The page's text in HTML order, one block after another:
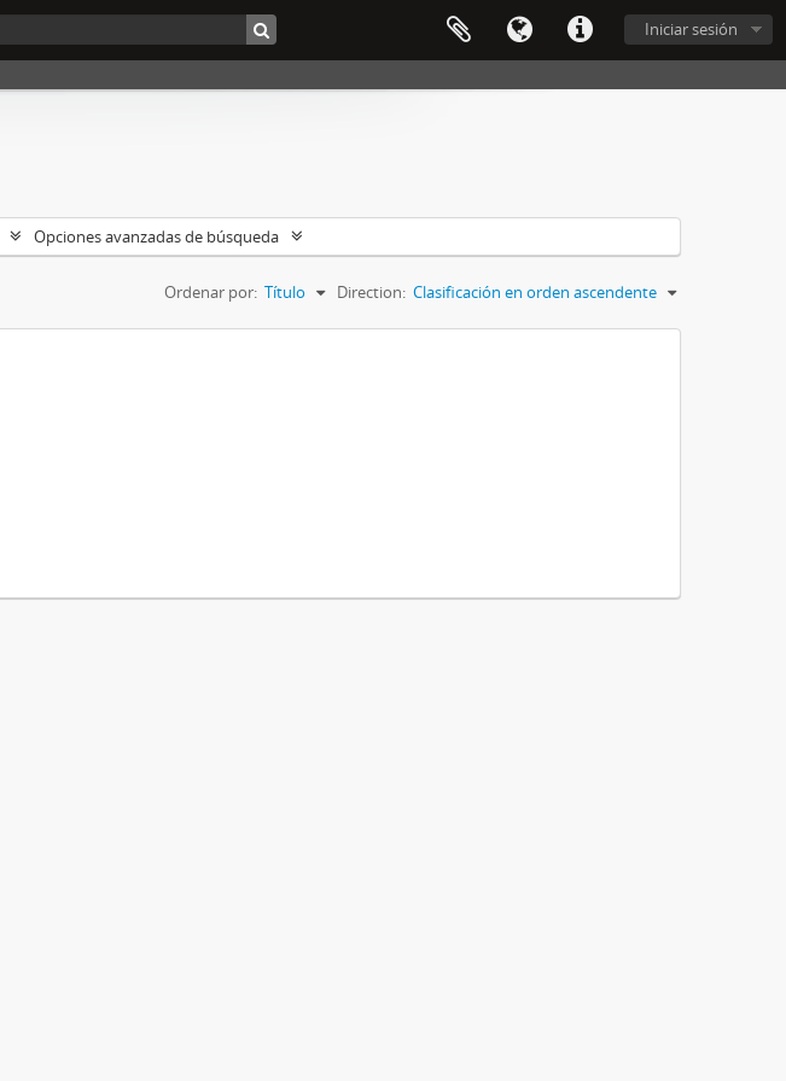
Iniciar sesión
Opciones avanzadas de búsqueda
Ordenar por: Título Direction: Clasificación en orden ascendente